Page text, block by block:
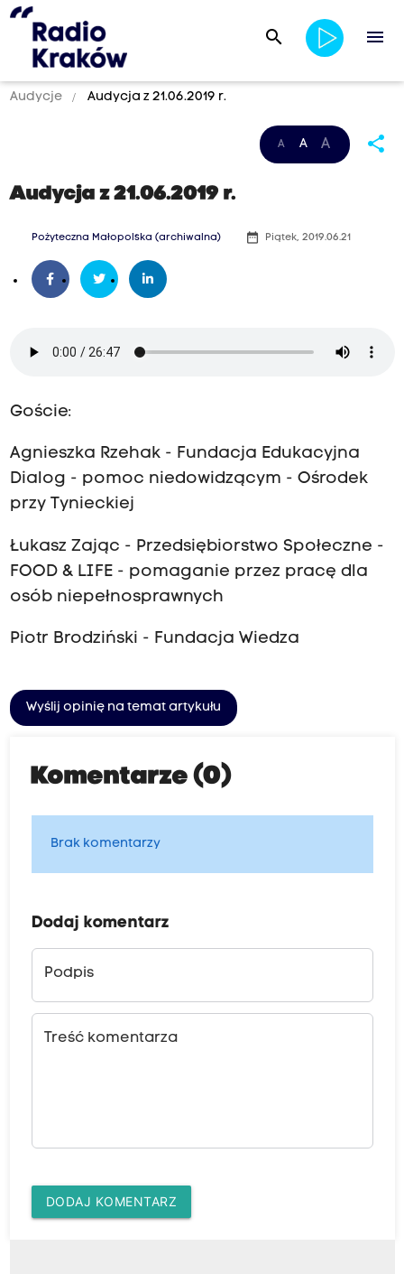
search menu
Audycje Audycja z 21.06.2019 r.
A A A share
Audycja z 21.06.2019 r.
Pożyteczna Małopolska (archiwalna) date_range Piątek, 2019.06.21
Goście:
Agnieszka Rzehak - Fundacja Edukacyjna
Dialog - pomoc niedowidzącym - Ośrodek
przy Tynieckiej
Łukasz Zając - Przedsiębiorstwo Społeczne -
FOOD & LIFE - pomaganie przez pracę dla
osób niepełnosprawnych
Piotr Brodziński - Fundacja Wiedza
Wyślij opinię na temat artykułu
Komentarze (0)
Brak komentarzy
Dodaj komentarz
Podpis
Treść komentarza
DODAJ KOMENTARZ